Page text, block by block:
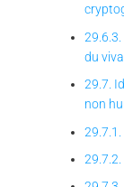
du
29.7.
non
29.7.2.